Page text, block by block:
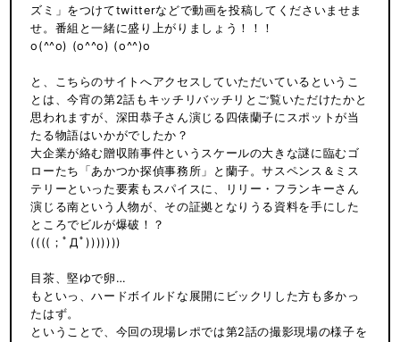
ズミ」をつけてtwitterなどで動画を投稿してくださいませま
せ。番組と一緒に盛り上がりましょう！！！
o(^^o) (o^^o) (o^^)o
と、こちらのサイトへアクセスしていただいているというこ
とは、今宵の第2話もキッチリバッチリとご覧いただけたかと
思われますが、深田恭子さん演じる四俵蘭子にスポットが当
たる物語はいかがでしたか？
大企業が絡む贈収賄事件というスケールの大きな謎に臨むゴ
ローたち「あかつか探偵事務所」と蘭子。サスペンス＆ミス
テリーといった要素もスパイスに、リリー・フランキーさん
演じる南という人物が、その証拠となりうる資料を手にした
ところでビルが爆破！？
((((；ﾟДﾟ)))))))
目茶、堅ゆで卵…
もといっ、ハードボイルドな展開にビックリした方も多かっ
たはず。
ということで、今回の現場レポでは第2話の撮影現場の様子を